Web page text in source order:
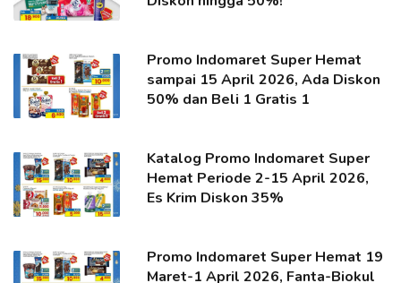
Promo Indomaret Super Hemat
sampai 15 April 2026, Ada Diskon
50% dan Beli 1 Gratis 1
Katalog Promo Indomaret Super
Hemat Periode 2-15 April 2026,
Es Krim Diskon 35%
Promo Indomaret Super Hemat 19
Maret-1 April 2026, Fanta-Biokul